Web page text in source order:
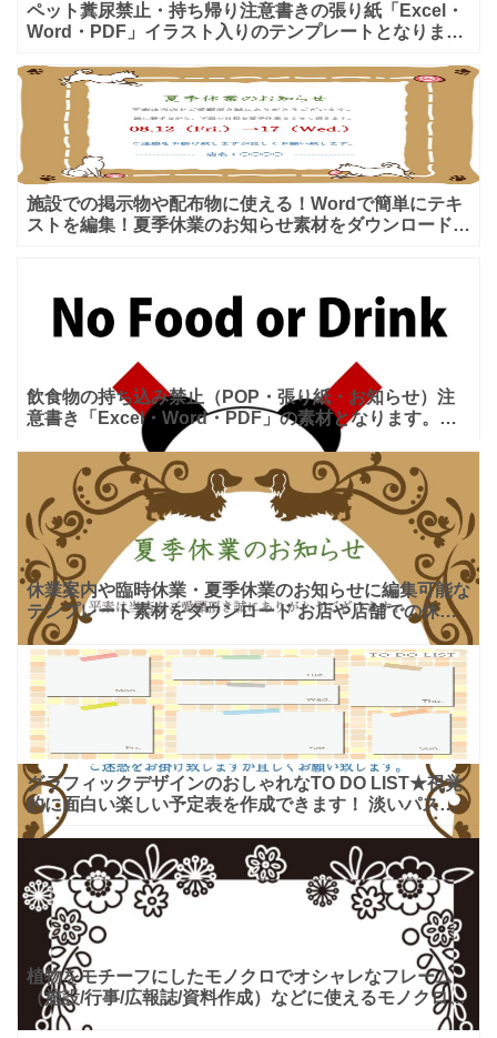
ペット糞尿禁止・持ち帰り注意書きの張り紙「Excel・
Word・PDF」イラスト入りのテンプレートとなりま
意を
施設での掲示物や配布物に使える！Wordで簡単にテキ
ストを編集！夏季休業のお知らせ素材をダウンロード
飲食物の持ち込み禁止（POP・張り紙・お知らせ）注
意書き「Excel・Word・PDF」の素材となります。ダ
ウンロードする事で、テキストは自由に編集が可能で、
休業案内や臨時休業・夏季休業のお知らせに編集可能な
テンプレート素材をダウンロード お店や店舗での休業
の案内、夏季休業やゴールデンウィークのお休み期間の
お知らせな
グラフィックデザインのおしゃれなTO DO LIST★視覚
的に面白い楽しい予定表を作成できます！ 淡いパステ
ル調のタイル地の壁にメモを貼り付けたような、デザイ
植物をモチーフにしたモノクロでオシャレなフレーム
（施設/行事/広報誌/資料作成）などに使えるモノクロ
（白黒）のオシャレなイラストフレームデザインとなり